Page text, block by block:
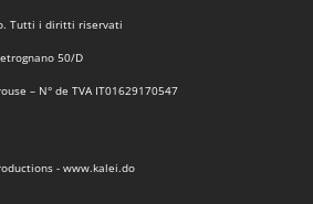
Tutti i diritti riservati
50/D
– N° de TVA IT01629170547
- www.kalei.do